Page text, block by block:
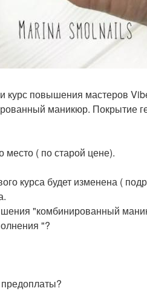
курс повышения мастеров
маникюр. Покрытие
( по старой цене).
курса будет изменена (
"комбинированный
"?